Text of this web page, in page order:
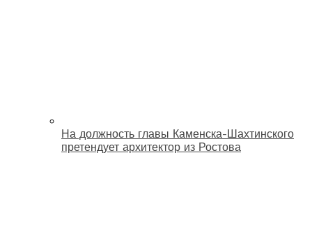
На должность главы Каменска-Шахтинского
претендует архитектор из Ростова